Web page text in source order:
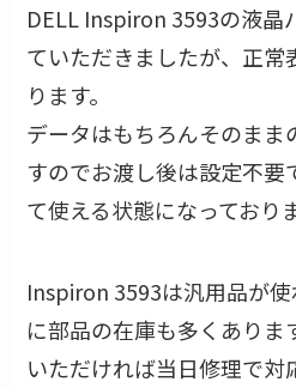
DELL Inspiron 3593の液晶
ていただきましたが、正常
ります。
データはもちろんそのまま
すのでお渡し後は設定不要
て使える状態になっており
Inspiron 3593は汎用品が
に部品の在庫も多くありま
いただければ当日修理で